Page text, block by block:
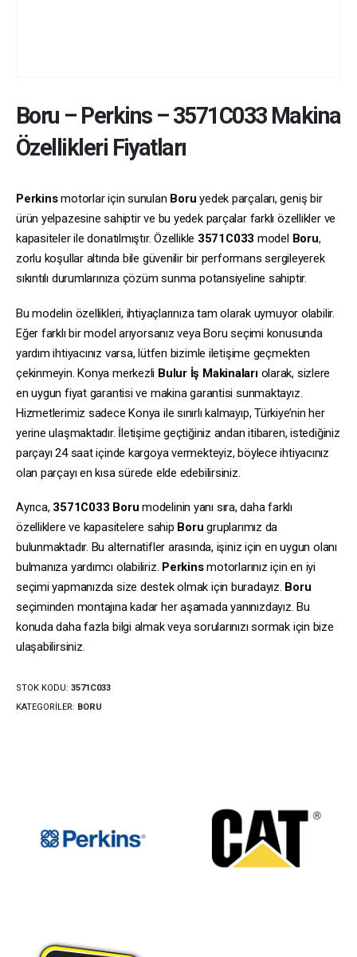
Boru – Perkins–3571C033Makina
Özellikleri Fiyatları
Perkinsmotorlar için sunulan Boru yedek parçaları, geniş bir
ürün yelpazesine sahiptir ve bu yedek parçalar farklı özellikler ve
kapasiteler ile donatılmıştır. Özellikle 3571C033 model Boru,
zorlu koşullar altında bile güvenilir bir performans sergileyerek
sıkıntılı durumlarınıza çözüm sunma potansiyeline sahiptir.
Bu modelin özellikleri, ihtiyaçlarınıza tam olarak uymuyor olabilir.
Eğer farklı bir model arıyorsanız veya Boru seçimi konusunda
yardım ihtiyacınız varsa, lütfen bizimle iletişime geçmekten
çekinmeyin. Konya merkezli Bulur İş Makinalarıolarak, sizlere
en uygun fiyat garantisi ve makina garantisi sunmaktayız.
Hizmetlerimiz sadece Konya ile sınırlı kalmayıp, Türkiye’nin her
yerine ulaşmaktadır. İletişime geçtiğiniz andan itibaren, istediğiniz
parçayı 24 saat içinde kargoya vermekteyiz, böylece ihtiyacınız
olan parçayı en kısa sürede elde edebilirsiniz.
Ayrıca, 3571C033 Boru modelinin yanı sıra, daha farklı
özelliklere ve kapasitelere sahip Boru gruplarımız da
bulunmaktadır. Bu alternatifler arasında, işiniz için en uygun olanı
bulmanıza yardımcı olabiliriz. Perkinsmotorlarınız için en iyi
seçimi yapmanızda size destek olmak için buradayız. Boru
seçiminden montajına kadar her aşamada yanınızdayız. Bu
konuda daha fazla bilgi almak veya sorularınızı sormak için bize
ulaşabilirsiniz.
STOK KODU: 3571C033
KATEGORILER: BORU